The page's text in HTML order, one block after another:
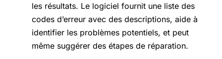
les résultats. Le logiciel fournit une liste des
codes d’erreur avec des descriptions, aide à
identifier les problèmes potentiels, et peut
même suggérer des étapes de réparation.